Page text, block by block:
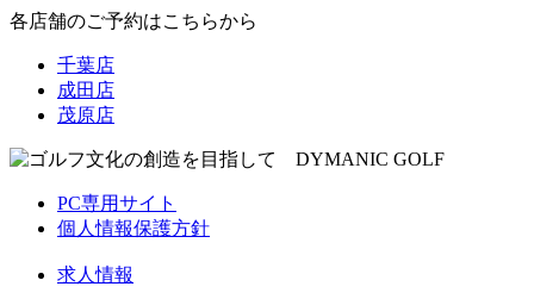
各店舗のご予約はこちらから
千葉店
成田店
茂原店
PC専用サイト
個人情報保護方針
求人情報